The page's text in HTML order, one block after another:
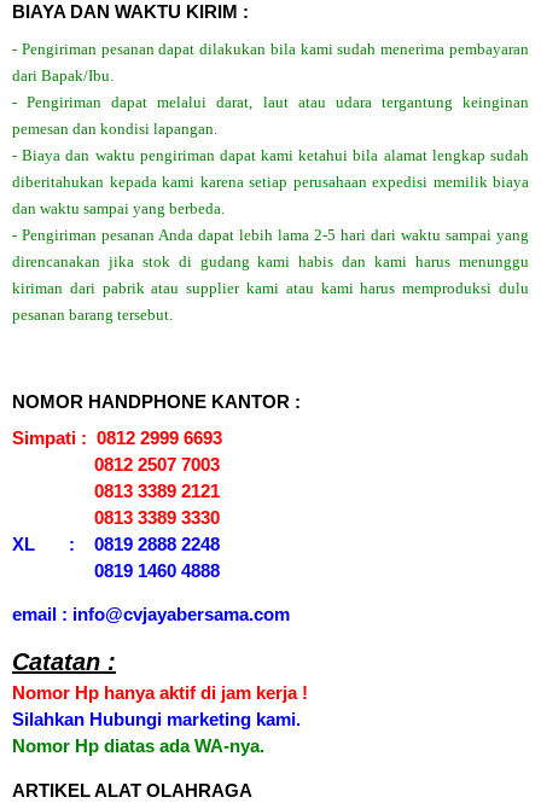
BIAYA DAN WAKTU KIRIM :
- Pengiriman pesanan dapat dilakukan bila kami sudah menerima pembayaran
dari Bapak/Ibu.
- Pengiriman dapat melalui darat, laut atau udara tergantung keinginan
pemesan dan kondisi lapangan.
- Biaya dan waktu pengiriman dapat kami ketahui bila alamat lengkap sudah
diberitahukan kepada kami karena setiap perusahaan expedisi memilik biaya
dan waktu sampai yang berbeda.
- Pengiriman pesanan Anda dapat lebih lama 2-5 hari dari waktu sampai yang
direncanakan jika stok di gudang kami habis dan kami harus menunggu
kiriman dari pabrik atau supplier kami atau kami harus memproduksi dulu
pesanan barang tersebut.
NOMOR HANDPHONE KANTOR :
Simpati : 0812 2999 6693
0812 2507 7003
0813 3389 2121
0813 3389 3330
XL : 0819 2888 2248
0819 1460 4888
email : info@cvjayabersama.com
Catatan :
Nomor Hp hanya aktif di jam kerja !
Silahkan Hubungi marketing kami.
Nomor Hp diatas ada WA-nya.
ARTIKEL ALAT OLAHRAGA